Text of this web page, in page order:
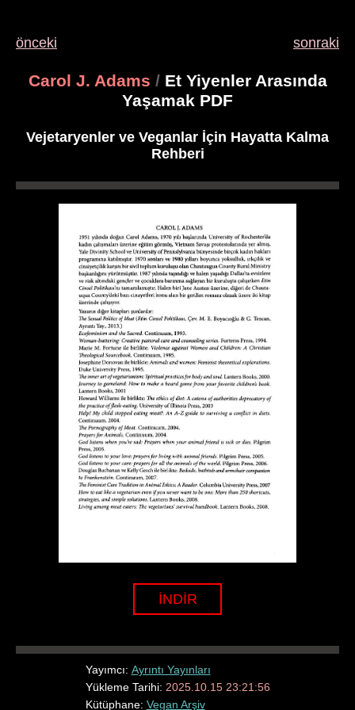
önceki sonraki
Carol J. Adams /Et Yiyenler Arasında
Yaşamak PDF
Vejetaryenler ve Veganlar İçin Hayatta Kalma
Rehberi
İNDİR
Yayımcı: Ayrıntı Yayınları
Yükleme Tarihi: 2025.10.15 23:21:56
Kütüphane: Vegan Arşiv